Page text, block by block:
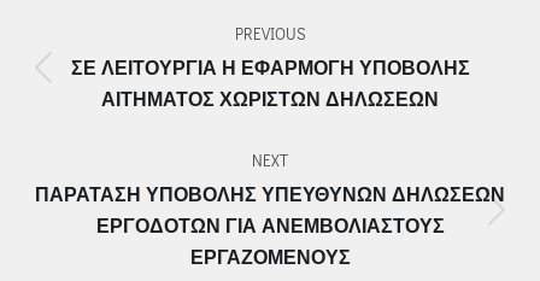
PREVIOUS
Previous
post:
ΣΕ ΛΕΙΤΟΥΡΓΊΑ Η ΕΦΑΡΜΟΓΉ ΥΠΟΒΟΛΉΣ
ΑΙΤΉΜΑΤΟΣ ΧΩΡΙΣΤΏΝ ΔΗΛΏΣΕΩΝ
NEXT
Next
post:
ΠΑΡΆΤΑΣΗ ΥΠΟΒΟΛΉΣ ΥΠΕΎΘΥΝΩΝ ΔΗΛΏΣΕΩΝ
ΕΡΓΟΔΟΤΏΝ ΓΙΑ ΑΝΕΜΒΟΛΊΑΣΤΟΥΣ
ΕΡΓΑΖΌΜΕΝΟΥΣ